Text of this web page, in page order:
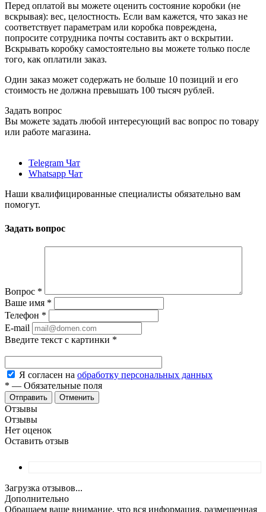
Перед оплатой вы можете оценить состояние коробки (не
вскрывая): вес, целостность. Если вам кажется, что заказ не
соответствует параметрам или коробка повреждена,
попросите сотрудника почты составить акт о вскрытии.
Вскрывать коробку самостоятельно вы можете только после
того, как оплатили заказ.
Один заказ может содержать не больше 10 позиций и его
стоимость не должна превышать 100 тысяч рублей.
Задать вопрос
Вы можете задать любой интересующий вас вопрос по товару
или работе магазина.
Telegram Чат
Whatsapp Чат
Наши квалифицированные специалисты обязательно вам
помогут.
Задать вопрос
Вопрос *
Ваше имя *
Телефон *
E-mail
Введите текст с картинки *
Я согласен на обработку персональных данных
* — Обязательные поля
Отменить
Отзывы
Отзывы
Нет оценок
Оставить отзыв
Загрузка отзывов...
Дополнительно
Обращаем ваше внимание, что вся информация, размещенная